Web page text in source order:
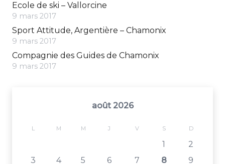
Ecole de ski – Vallorcine
9 mars 2017
Sport Attitude, Argentière – Chamonix
9 mars 2017
Compagnie des Guides de Chamonix
9 mars 2017
août 2026
L M M J V S D
1
2
3
4 5 6 7 8
9